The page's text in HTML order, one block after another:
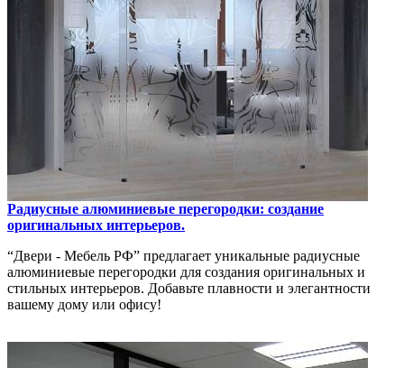
Радиусные алюминиевые перегородки: создание
оригинальных интерьеров.
“Двери - Мебель РФ” предлагает уникальные радиусные
алюминиевые перегородки для создания оригинальных и
стильных интерьеров. Добавьте плавности и элегантности
вашему дому или офису!